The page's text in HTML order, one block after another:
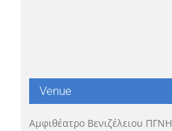
Venue
Αμφιθέατρο Βενιζέλειου ΠΓΝΗ